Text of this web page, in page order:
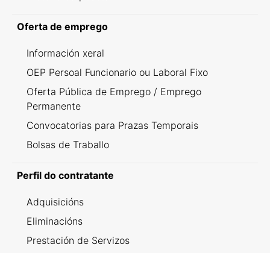
Oferta de emprego
Información xeral
OEP Persoal Funcionario ou Laboral Fixo
Oferta Pública de Emprego / Emprego
Permanente
Convocatorias para Prazas Temporais
Bolsas de Traballo
Perfil do contratante
Adquisicións
Eliminacións
Prestación de Servizos